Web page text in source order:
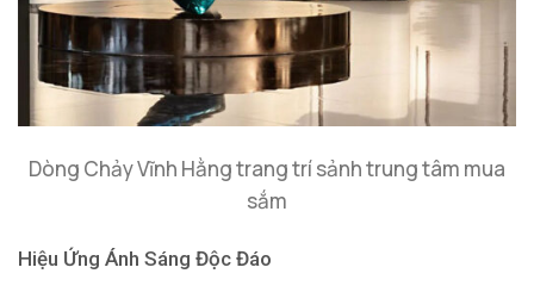
Dòng Chảy Vĩnh Hằng trang trí sảnh trung tâm mua
sắm
Hiệu Ứng Ánh Sáng Độc Đáo